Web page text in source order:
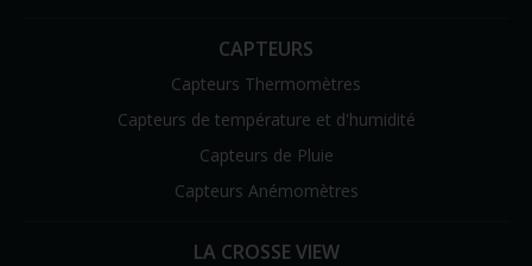
CAPTEURS
Capteurs Thermomètres
Capteurs de température et d'humidité
Capteurs de Pluie
Capteurs Anémomètres
LA CROSSE VIEW